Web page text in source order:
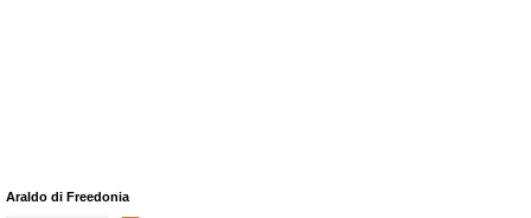
Araldo di Freedonia